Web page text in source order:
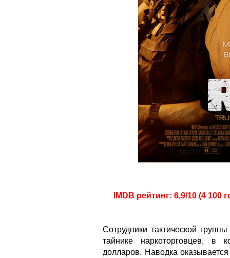
IMDB рейтинг: 6,9/10 (4 100
Сотрудники тактической
тайнике наркоторговцев, в
долларов. Наводка